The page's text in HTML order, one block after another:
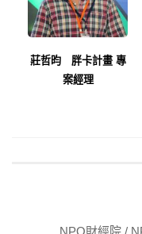
莊哲昀 胖卡計畫 專
案經理
NPO財經院 /